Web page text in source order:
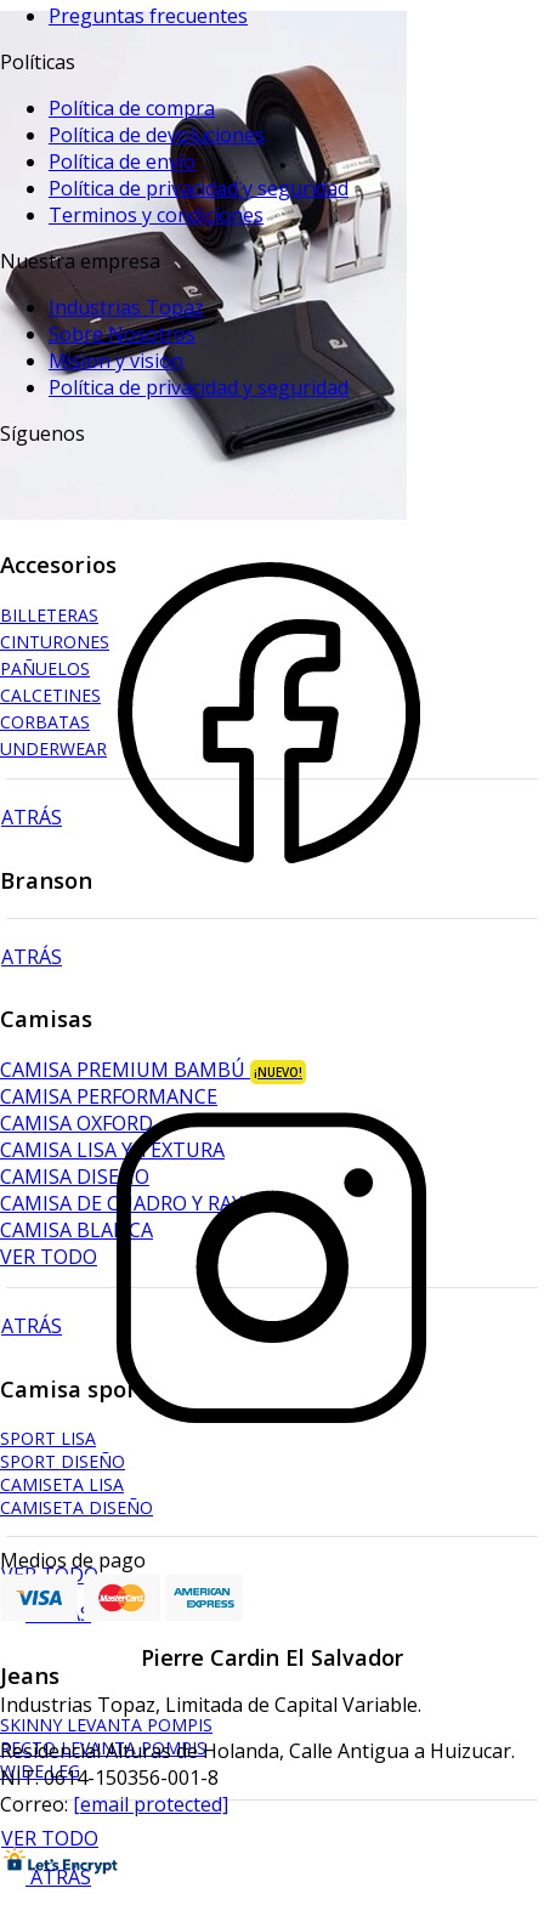
Accesorios
BILLETERAS
CINTURONES
PAÑUELOS
CALCETINES
CORBATAS
UNDERWEAR
ATRÁS
Branson
ATRÁS
Camisas
CAMISA PREMIUM BAMBÚ ¡NUEVO!
CAMISA PERFORMANCE
CAMISA OXFORD
CAMISA LISA Y TEXTURA
CAMISA DISEÑO
CAMISA DE CUADRO Y RAYAS
CAMISA BLANCA
VER TODO
ATRÁS
Camisa sport
SPORT LISA
SPORT DISEÑO
CAMISETA LISA
CAMISETA DISEÑO
VER TODO
ATRÁS
Jeans
SKINNY LEVANTA POMPIS
RECTO LEVANTA POMPIS
WIDE LEG
VER TODO
ATRÁS
Preguntas frecuentes
Políticas
Política de compra
Política de devoluciones
Política de envío
Política de privacidad y seguridad
Terminos y condiciones
Nuestra empresa
Industrias Topaz
Sobre Nosotros
Mision y vision
Política de privacidad y seguridad
Síguenos
Medios de pago
Pierre Cardin El Salvador
Industrias Topaz, Limitada de Capital Variable.
Residencial Alturas de Holanda, Calle Antigua a Huizucar.
NIT: 0614-150356-001-8
Correo:[email protected]